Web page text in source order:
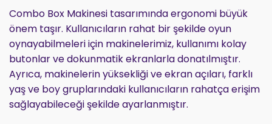
Combo Box Makinesi tasarımında ergonomi büyük
önem taşır. Kullanıcıların rahat bir şekilde oyun
oynayabilmeleri için makinelerimiz, kullanımı kolay
butonlar ve dokunmatik ekranlarla donatılmıştır.
Ayrıca, makinelerin yüksekliği ve ekran açıları, farklı
yaş ve boy gruplarındaki kullanıcıların rahatça erişim
sağlayabileceği şekilde ayarlanmıştır.